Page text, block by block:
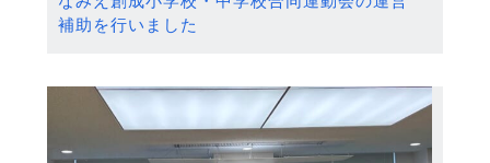
補助を行いました